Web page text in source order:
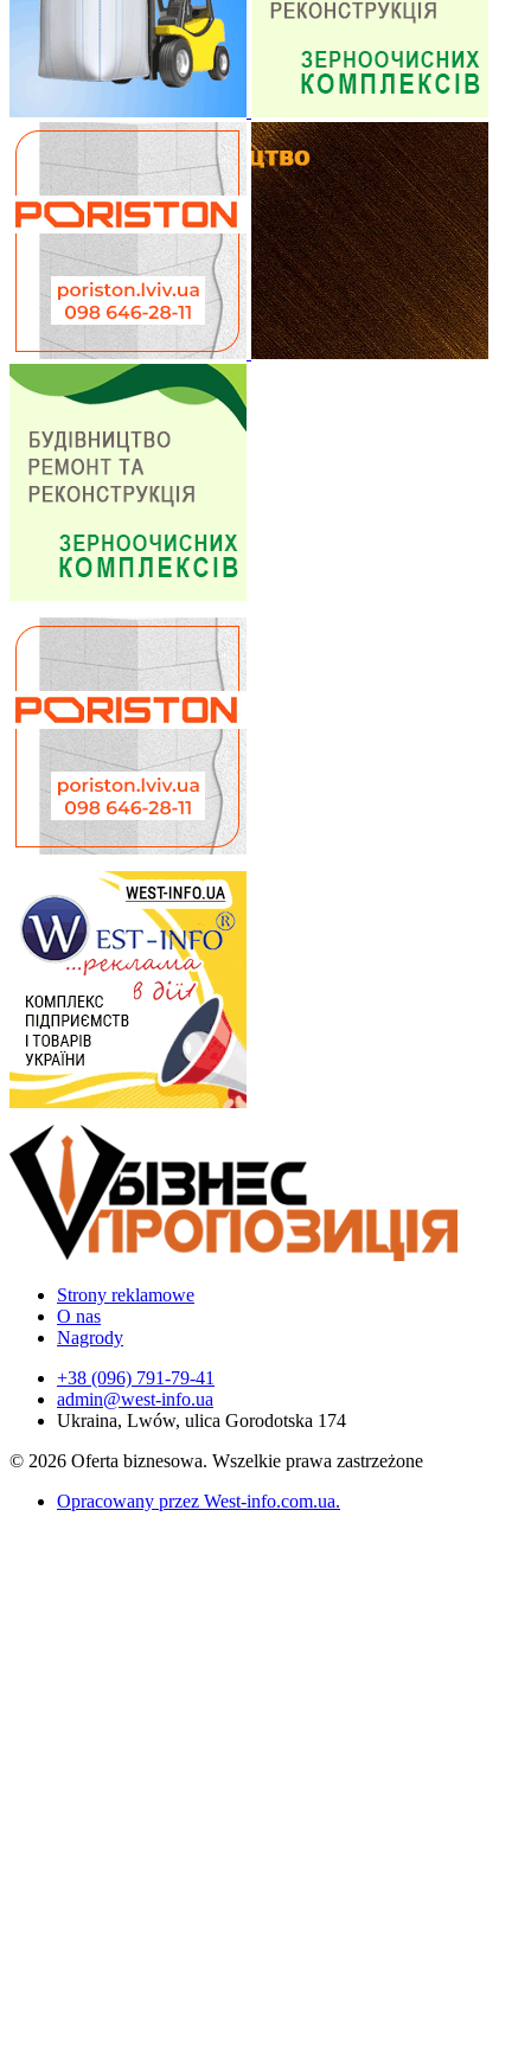
Strony reklamowe
O nas
Nagrody
+38 (096) 791-79-41
admin@west-info.ua
Ukraina, Lwów, ulica Gorodotska 174
© 2026 Oferta biznesowa. Wszelkie prawa zastrzeżone
Opracowany przez West-info.com.ua.